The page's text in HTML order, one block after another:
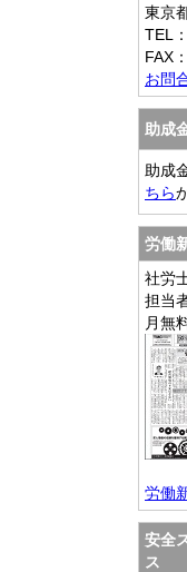
東京
TEL
FAX
お問
助成
助成
ちら
労働
社労
担当
月無
労働
安全
ス